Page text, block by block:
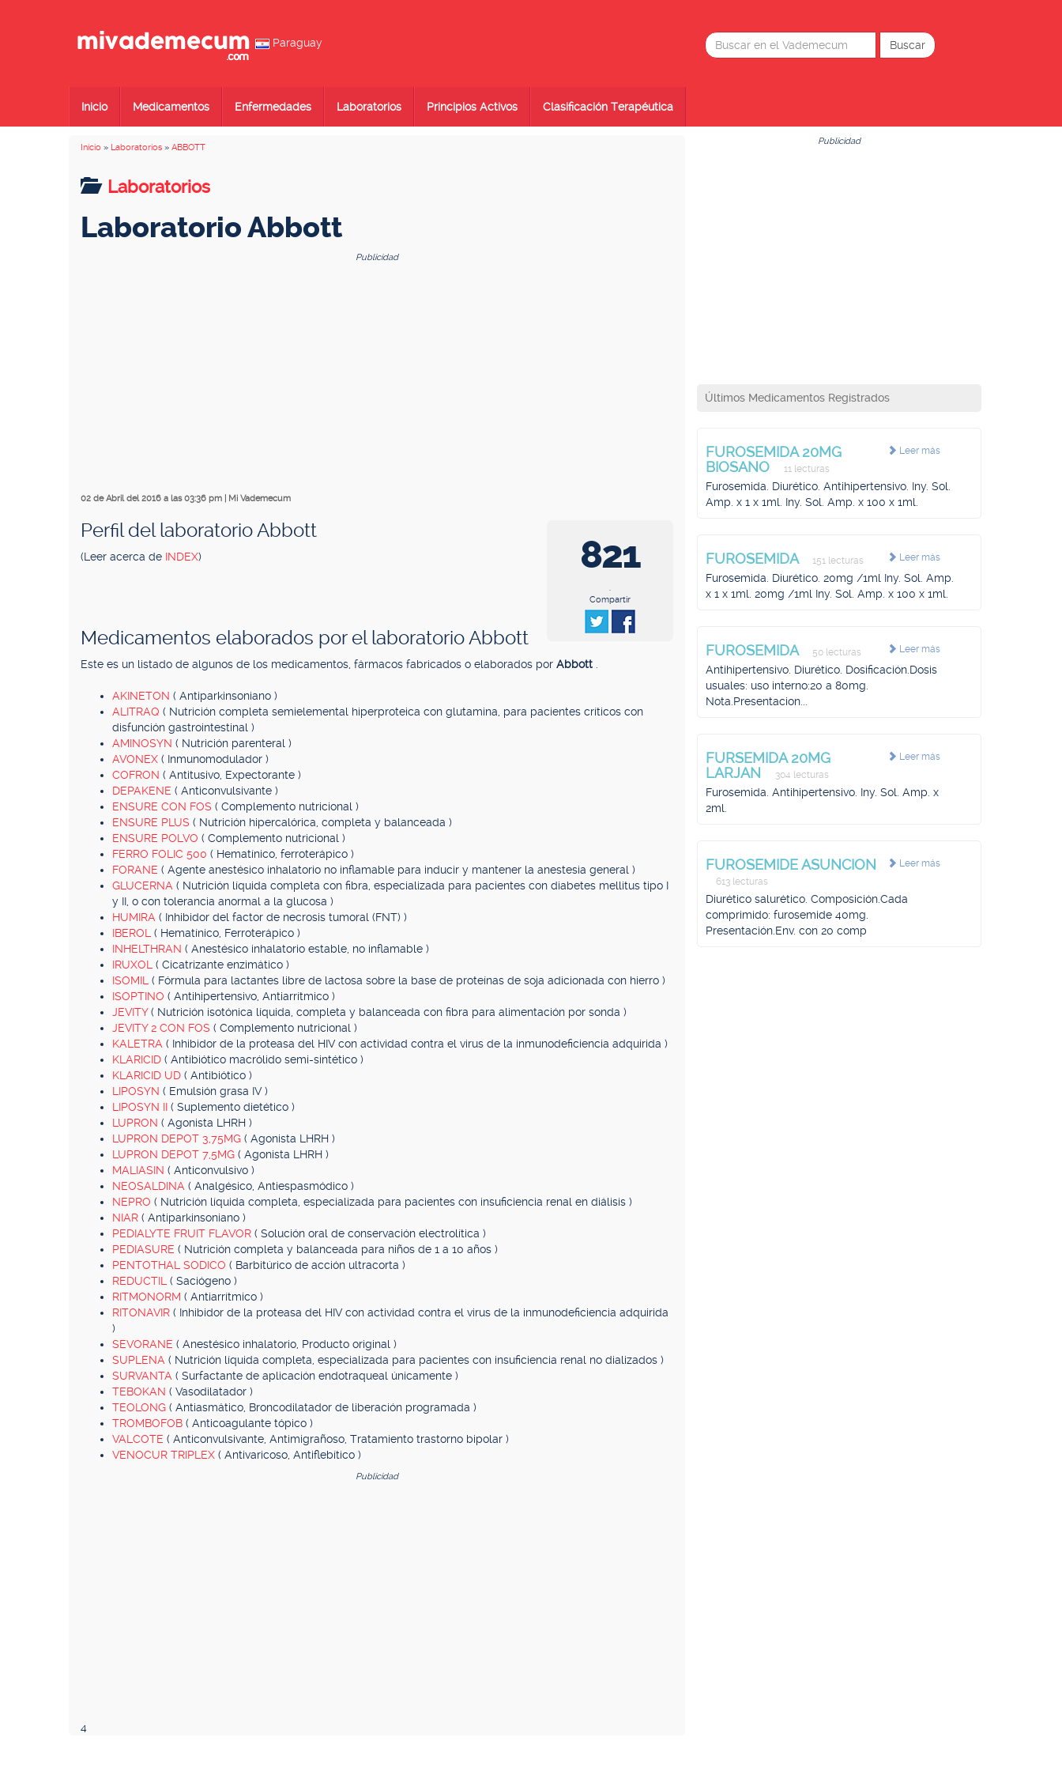
Paraguay
Inicio Medicamentos Enfermedades Laboratorios Principios Activos Clasificación Terapéutica
Inicio » Laboratorios » ABBOTT
Laboratorios
Laboratorio Abbott
Publicidad
02 de Abril del 2016 a las 03:36 pm Mi Vademecum
821
.
Compartir
Perfil del laboratorio Abbott
(Leer acerca de INDEX)
Medicamentos elaborados por el laboratorio Abbott
Este es un listado de algunos de los medicamentos, fármacos fabricados o elaborados por Abbott
AKINETON ( Antiparkinsoniano )
ALITRAQ ( Nutrición completa semielemental hiperproteica con glutamina, para pacientes críticos con
disfunción gastrointestinal )
AMINOSYN ( Nutrición parenteral )
AVONEX ( Inmunomodulador )
COFRON ( Antitusivo, Expectorante )
DEPAKENE ( Anticonvulsivante )
ENSURE CON FOS ( Complemento nutricional )
ENSURE PLUS ( Nutrición hipercalórica, completa y balanceada )
ENSURE POLVO ( Complemento nutricional )
FERRO FOLIC 500 ( Hematínico, ferroterápico )
FORANE ( Agente anestésico inhalatorio no inflamable para inducir y mantener la anestesia general )
GLUCERNA ( Nutrición líquida completa con fibra, especializada para pacientes con diabetes mellitus tipo I
y II, o con tolerancia anormal a la glucosa )
HUMIRA ( Inhibidor del factor de necrosis tumoral (FNT) )
IBEROL ( Hematínico, Ferroterápico )
INHELTHRAN ( Anestésico inhalatorio estable, no inflamable )
IRUXOL ( Cicatrizante enzimático )
ISOMIL ( Fórmula para lactantes libre de lactosa sobre la base de proteínas de soja adicionada con hierro )
ISOPTINO ( Antihipertensivo, Antiarrítmico )
JEVITY( Nutrición isotónica líquida, completa y balanceada con fibra para alimentación por sonda )
JEVITY 2 CON FOS ( Complemento nutricional )
KALETRA ( Inhibidor de la proteasa del HIV con actividad contra el virus de la inmunodeficiencia adquirida )
KLARICID ( Antibiótico macrólido semi-sintético )
KLARICID UD ( Antibiótico )
LIPOSYN ( Emulsión grasa IV )
LIPOSYN II ( Suplemento dietético )
LUPRON ( Agonista LHRH )
LUPRON DEPOT 3,75MG ( Agonista LHRH )
LUPRON DEPOT 7,5MG ( Agonista LHRH )
MALIASIN ( Anticonvulsivo )
NEOSALDINA ( Analgésico, Antiespasmódico )
NEPRO ( Nutrición líquida completa, especializada para pacientes con insuficiencia renal en diálisis )
NIAR ( Antiparkinsoniano )
PEDIALYTE FRUIT FLAVOR ( Solución oral de conservación electrolítica )
PEDIASURE ( Nutrición completa y balanceada para niños de 1 a 10 años )
PENTOTHAL SODICO ( Barbitúrico de acción ultracorta )
REDUCTIL ( Saciógeno )
RITMONORM ( Antiarrítmico )
RITONAVIR ( Inhibidor de la proteasa del HIV con actividad contra el virus de la inmunodeficiencia adquirida
)
SEVORANE ( Anestésico inhalatorio, Producto original )
SUPLENA ( Nutrición líquida completa, especializada para pacientes con insuficiencia renal no dializados )
SURVANTA ( Surfactante de aplicación endotraqueal únicamente )
TEBOKAN ( Vasodilatador )
TEOLONG ( Antiasmático, Broncodilatador de liberación programada )
TROMBOFOB ( Anticoagulante tópico )
VALCOTE ( Anticonvulsivante, Antimigrañoso, Tratamiento trastorno bipolar )
VENOCUR TRIPLEX ( Antivaricoso, Antiflebítico )
Publicidad
4
Publicidad
Últimos Medicamentos Registrados
Leer más
FUROSEMIDA 20MG
BIOSANO
11 lecturas
Furosemida. Diurético. Antihipertensivo. Iny. Sol.
Amp. x 1 x 1ml. Iny. Sol. Amp. x 100 x 1ml.
Leer más
FUROSEMIDA 151 lecturas
Furosemida. Diurético. 20mg /1ml Iny. Sol. Amp.
x 1 x 1ml. 20mg /1ml Iny. Sol. Amp. x 100 x 1ml.
Leer más
FUROSEMIDA 50 lecturas
Antihipertensivo. Diurético. Dosificación.Dosis
usuales: uso interno:20 a 80mg.
Nota.Presentacion...
Leer más
FURSEMIDA 20MG
LARJAN
304 lecturas
Furosemida. Antihipertensivo. Iny. Sol. Amp. x
2ml.
Leer más
FUROSEMIDE ASUNCION
613 lecturas
Diurético salurético. Composición.Cada
comprimido: furosemide 40mg.
Presentación.Env. con 20 comp